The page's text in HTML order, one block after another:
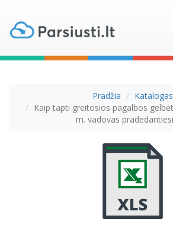
Pradžia
Katalogas
Kaip tapti greitosios pagalbos
m. vadovas